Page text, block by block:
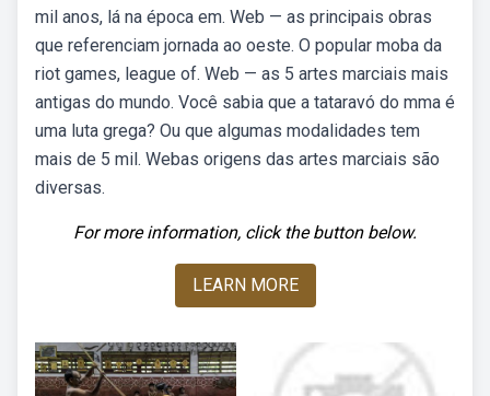
mil anos, lá na época em. Web — as principais obras
que referenciam jornada ao oeste. O popular moba da
riot games, league of. Web — as 5 artes marciais mais
antigas do mundo. Você sabia que a tataravó do mma é
uma luta grega? Ou que algumas modalidades tem
mais de 5 mil. Webas origens das artes marciais são
diversas.
For more information, click the button below.
LEARN MORE